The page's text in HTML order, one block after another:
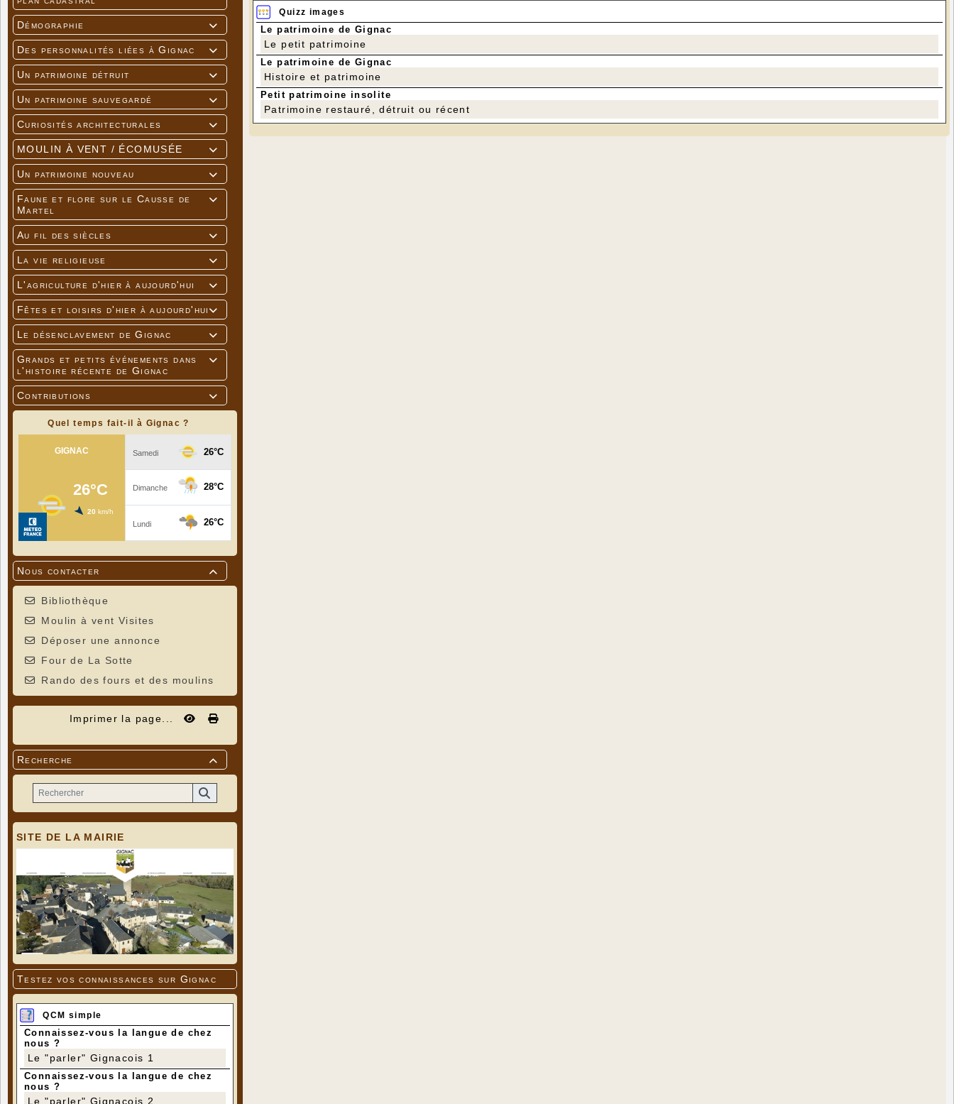

Démographie

Des personnalités liées à Gignac

Un patrimoine détruit

Un patrimoine sauvegardé

Curiosités architecturales

MOULIN À VENT / ÉCOMUSÉE

Un patrimoine nouveau

Faune et flore sur le Causse de
Martel

Au fil des siècles

La vie religieuse

L'agriculture d'hier à aujourd'hui

Fêtes et loisirs d'hier à aujourd'hui

Le désenclavement de Gignac

Grands et petits événements dans
l'histoire récente de Gignac

Contributions
Quel temps fait-il à Gignac ?

Nous contacter
Bibliothèque
Moulin à vent Visites
Déposer une annonce
Four de La Sotte
Rando des fours et des moulins
Imprimer la page...

Recherche
SITE DE LA MAIRIE
Testez vos connaissances sur Gignac
QCM simple
Connaissez-vous la langue de chez
nous ?
Le "parler" Gignacois 1
Connaissez-vous la langue de chez
nous ?
Le "parler" Gignacois 2
Quizz images
Le patrimoine de Gignac
Le petit patrimoine
Le patrimoine de Gignac
Histoire et patrimoine
Petit patrimoine insolite
Patrimoine restauré, détruit ou récent